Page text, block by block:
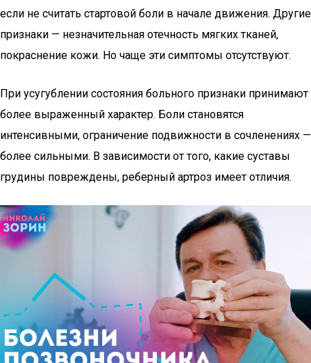
если не считать стартовой боли в начале движения. Другие
признаки — незначительная отечность мягких тканей,
покраснение кожи. Но чаще эти симптомы отсутствуют.
При усугублении состояния больного признаки принимают
более выраженный характер. Боли становятся
интенсивными, ограничение подвижности в сочленениях —
более сильными. В зависимости от того, какие суставы
грудины повреждены, реберный артроз имеет отличия.